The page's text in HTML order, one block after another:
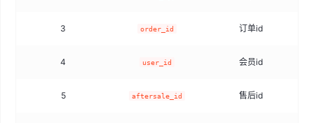
3 order_id 订单id
4 user_id 会员id
5 aftersale_id 售后id